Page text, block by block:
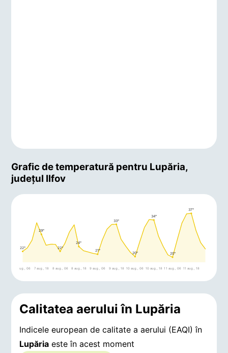
Grafic de temperatură pentru Lupăria,
județul Ilfov
22°
7 aug., 06
29°
7 aug., 18
22°
8 aug., 06
24°
8 aug., 18
21°
9 aug., 06
33°
9 aug., 18
20°
10 aug., 06
34°
10 aug., 18
20°
11 aug., 06
37°
11 aug., 18
Calitatea aerului în Lupăria
Indicele european de calitate a aerului (EAQI) în
Lupăria este în acest moment